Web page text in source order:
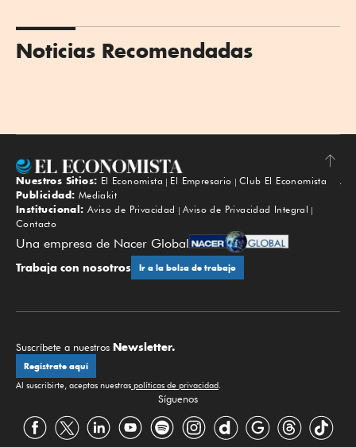
Noticias Recomendadas
Subir
Nuestros Sitios: El Economista El Empresario
Club El Economista
Publicidad: Mediakit
Institucional: Aviso de Privacidad
Aviso de Privacidad Integral
Contacto
Una empresa de Nacer Global
Trabaja con nosotros Ir a la bolsa de trabajo
Suscríbete a nuestros Newsletter.
Regístrate aquí
Al suscribirte, aceptas nuestras políticas de privacidad.
Síguenos